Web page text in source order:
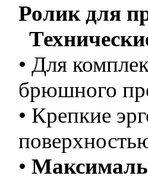
Ролик для
• Для
брюшного
• Крепкие
•